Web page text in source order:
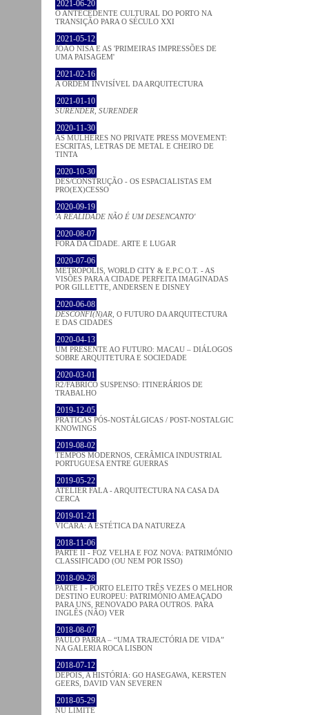
2021-06-20
O ANTECEDENTE CULTURAL DO PORTO NA
TRANSIÇÃO PARA O SÉCULO XXI
2021-05-12
JOÃO NISA E AS 'PRIMEIRAS IMPRESSÕES DE
UMA PAISAGEM'
2021-02-16
A ORDEM INVISÍVEL DA ARQUITECTURA
2021-01-10
SURENDER, SURENDER
2020-11-30
AS MULHERES NO PRIVATE PRESS MOVEMENT:
ESCRITAS, LETRAS DE METAL E CHEIRO DE
TINTA
2020-10-30
DES/CONSTRUÇÃO - OS ESPACIALISTAS EM
PRO(EX)CESSO
2020-09-19
'A REALIDADE NÃO É UM DESENCANTO'
2020-08-07
FORA DA CIDADE. ARTE E LUGAR
2020-07-06
METROPOLIS, WORLD CITY & E.P.C.O.T. - AS
VISÕES PARA A CIDADE PERFEITA IMAGINADAS
POR GILLETTE, ANDERSEN E DISNEY
2020-06-08
DESCONFI(N)AR , O FUTURO DA ARQUITECTURA
E DAS CIDADES
2020-04-13
UM PRESENTE AO FUTURO: MACAU – DIÁLOGOS
SOBRE ARQUITETURA E SOCIEDADE
2020-03-01
R2/FABRICO SUSPENSO: ITINERÁRIOS DE
TRABALHO
2019-12-05
PRÁTICAS PÓS-NOSTÁLGICAS / POST-NOSTALGIC
KNOWINGS
2019-08-02
TEMPOS MODERNOS, CERÂMICA INDUSTRIAL
PORTUGUESA ENTRE GUERRAS
2019-05-22
ATELIER FALA - ARQUITECTURA NA CASA DA
CERCA
2019-01-21
VICARA: A ESTÉTICA DA NATUREZA
2018-11-06
PARTE II - FOZ VELHA E FOZ NOVA: PATRIMÓNIO
CLASSIFICADO (OU NEM POR ISSO)
2018-09-28
PARTE I - PORTO ELEITO TRÊS VEZES O MELHOR
DESTINO EUROPEU: PATRIMÓNIO AMEAÇADO
PARA UNS, RENOVADO PARA OUTROS. PARA
INGLÊS (NÃO) VER
2018-08-07
PAULO PARRA – “UMA TRAJECTÓRIA DE VIDA”
NA GALERIA ROCA LISBON
2018-07-12
DEPOIS, A HISTÓRIA: GO HASEGAWA, KERSTEN
GEERS, DAVID VAN SEVEREN
2018-05-29
NU LIMITE